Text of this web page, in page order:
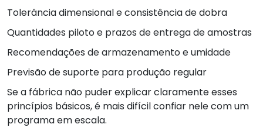
Tolerância dimensional e consistência de dobra
Quantidades piloto e prazos de entrega de amostras
Recomendações de armazenamento e umidade
Previsão de suporte para produção regular
Se a fábrica não puder explicar claramente esses
princípios básicos, é mais difícil confiar nele com um
programa em escala.